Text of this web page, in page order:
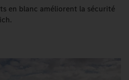
en blanc améliorent la sécurité